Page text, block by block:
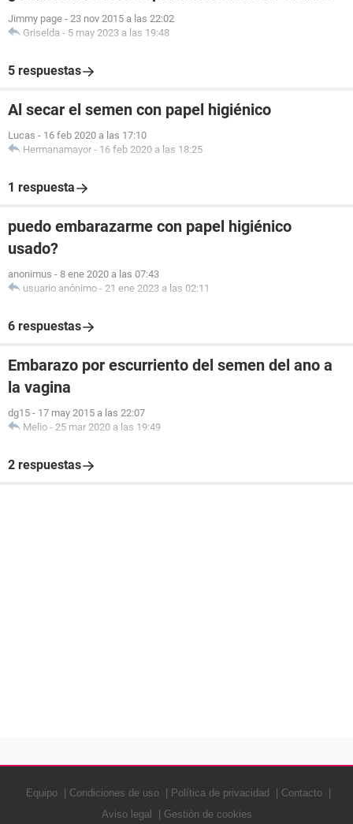
Jimmy page - 23 nov 2015 a las 22:02
Griselda - 5 may 2023 a las 19:48
5 respuestas
Al secar el semen con papel higiénico
Lucas - 16 feb 2020 a las 17:10
Hermanamayor - 16 feb 2020 a las 18:25
1 respuesta
puedo embarazarme con papel higiénico
usado?
anonimus - 8 ene 2020 a las 07:43
usuario anónimo - 21 ene 2023 a las 02:11
6 respuestas
Embarazo por escurriento del semen del ano a
la vagina
dg15 - 17 may 2015 a las 22:07
Melio - 25 mar 2020 a las 19:49
2 respuestas
Equipo Condiciones de uso Política de privacidad
Contacto
Aviso legal
Gestión de cookies